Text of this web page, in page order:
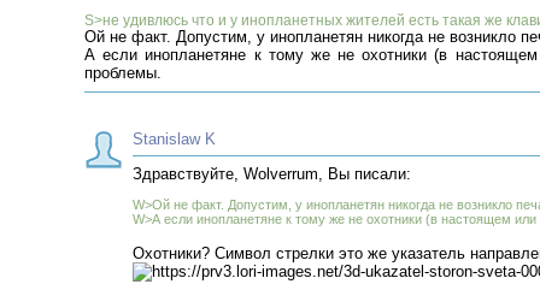
S>не удивлюсь что и у инопланетных жителей есть такая же
Ой не факт. Допустим, у инопланетян никогда не возникло
А если инопланетяне к тому же не охотники (в
проблемы.
Stanislaw K
Здравствуйте, Wolverrum, Вы писали:
W>Ой не факт. Допустим, у инопланетян никогда не возникло
W>А если инопланетяне к тому же не охотники (в настоящем
Охотники? Символ стрелки это же указатель